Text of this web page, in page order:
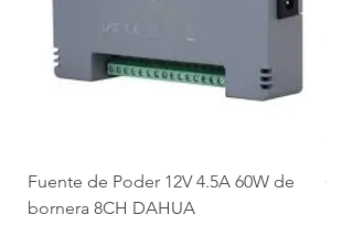
Fuente de Poder 12V 4.5A 60W de
bornera 8CH DAHUA